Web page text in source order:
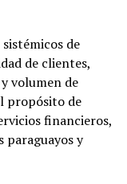
de
de clientes,
volumen de
propósito de
financieros,
paraguayos y